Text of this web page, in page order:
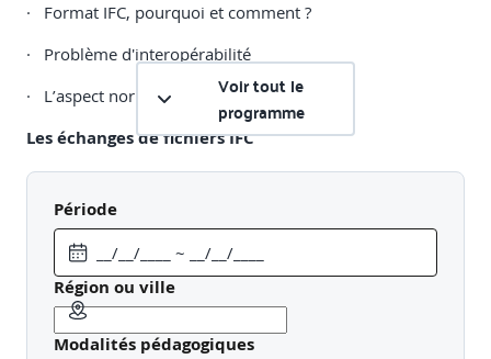
· Format IFC, pourquoi et comment ?
· Problème d'interopérabilité
· L’aspect normatif (norme ISO 16739-1)
Les échanges de fichiers IFC
· Les certifications
· Les 2 majors (aujourd’hui)
· Les projets en CAO
Visualisation et communication autour des IFC
· Le format de communication
Voir tout le
programme
Période
Région ou ville
Modalités pédagogiques